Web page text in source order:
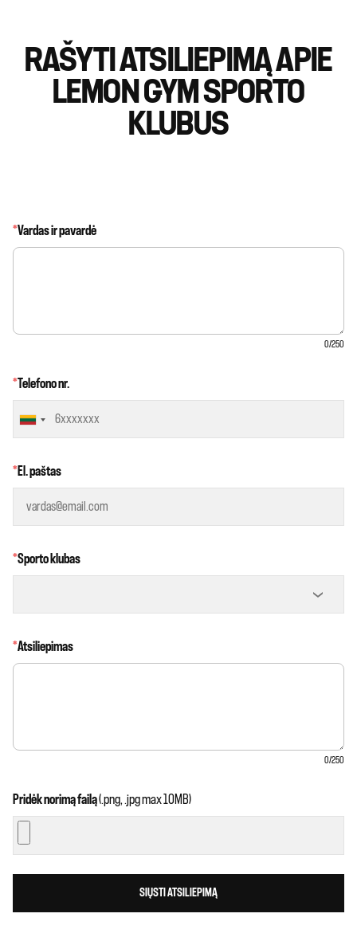
RAŠYTI ATSILIEPIMĄ APIE
LEMON GYM SPORTO
KLUBUS
*Vardas ir pavardė
0/250
*Telefono nr.
*El. paštas
*Sporto klubas
*Atsiliepimas
0/250
Pridėk norimą failą(.png, .jpg max 10MB)
SIŲSTI ATSILIEPIMĄ